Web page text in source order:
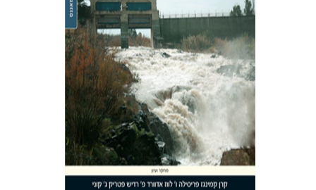
קרן קמינגז פרסילה לווז
אדווארד פ`
רדיש
פטריק ג` קוני
דוד פונדק
שמחה גלעם